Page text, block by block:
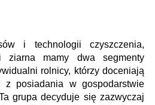
i technologii czyszczenia,
ziarna mamy dwa segmenty
rolnicy, którzy doceniają
z posiadania w gospodarstwie
grupa decyduje się zazwyczaj